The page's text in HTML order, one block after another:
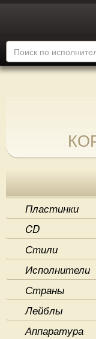
Пластинки
CD
Стили
Исполнители
Страны
Лейблы
Аппаратура